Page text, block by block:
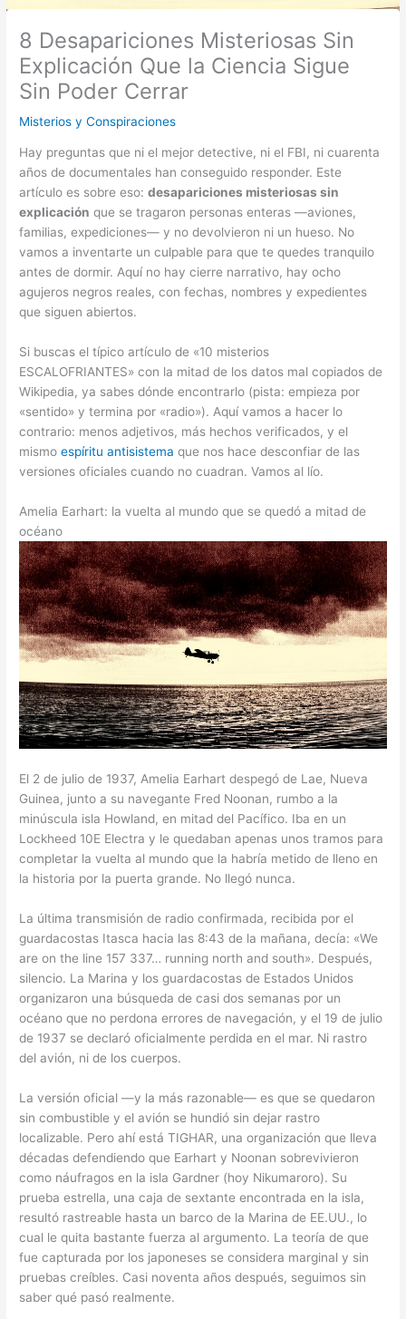
8 Desapariciones Misteriosas Sin
Explicación Que la Ciencia Sigue
Sin Poder Cerrar
Misterios y Conspiraciones
Hay preguntas que ni el mejor detective, ni el FBI, ni cuarenta
años de documentales han conseguido responder. Este
artículo es sobre eso:desapariciones misteriosas sin
explicación que se tragaron personas enteras —aviones,
familias, expediciones— y no devolvieron ni un hueso. No
vamos a inventarte un culpable para que te quedes tranquilo
antes de dormir. Aquí no hay cierre narrativo, hay ocho
agujeros negros reales, con fechas, nombres y expedientes
que siguen abiertos.
Si buscas el típico artículo de «10 misterios
ESCALOFRIANTES» con la mitad de los datos mal copiados de
Wikipedia, ya sabes dónde encontrarlo (pista: empieza por
«sentido» y termina por «radio»). Aquí vamos a hacer lo
contrario: menos adjetivos, más hechos verificados, y el
mismoespíritu antisistema que nos hace desconfiar de las
versiones oficiales cuando no cuadran. Vamos al lío.
Amelia Earhart: la vuelta al mundo que se quedó a mitad de
océano
El 2 de julio de 1937, Amelia Earhart despegó de Lae, Nueva
Guinea, junto a su navegante Fred Noonan, rumbo a la
minúscula isla Howland, en mitad del Pacífico. Iba en un
Lockheed 10E Electra y le quedaban apenas unos tramos para
completar la vuelta al mundo que la habría metido de lleno en
la historia por la puerta grande. No llegó nunca.
La última transmisión de radio confirmada, recibida por el
guardacostas Itasca hacia las 8:43 de la mañana, decía: «We
are on the line 157 337… running north and south». Después,
silencio. La Marina y los guardacostas de Estados Unidos
organizaron una búsqueda de casi dos semanas por un
océano que no perdona errores de navegación, y el 19 de julio
de 1937 se declaró oficialmente perdida en el mar. Ni rastro
del avión, ni de los cuerpos.
La versión oficial —y la más razonable— es que se quedaron
sin combustible y el avión se hundió sin dejar rastro
localizable. Pero ahí está TIGHAR, una organización que lleva
décadas defendiendo que Earhart y Noonan sobrevivieron
como náufragos en la isla Gardner (hoy Nikumaroro). Su
prueba estrella, una caja de sextante encontrada en la isla,
resultó rastreable hasta un barco de la Marina de EE.UU., lo
cual le quita bastante fuerza al argumento. La teoría de que
fue capturada por los japoneses se considera marginal y sin
pruebas creíbles. Casi noventa años después, seguimos sin
saber qué pasó realmente.